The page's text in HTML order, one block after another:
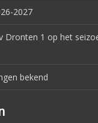
2027
Dronten 1 op het
bekend